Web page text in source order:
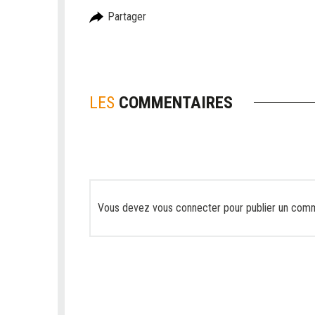
Partager
LES COMMENTAIRES
Vous devez vous connecter pour publier un